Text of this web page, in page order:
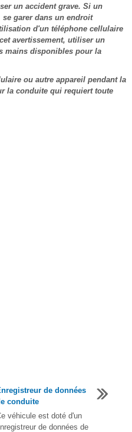
un accident grave. Si un
garer dans un endroit
d'un téléphone cellulaire
avertissement, utiliser un
mains disponibles pour la
ou autre appareil pendant la
la conduite qui requiert toute
de données
conduite
véhicule est doté d'un
de données de